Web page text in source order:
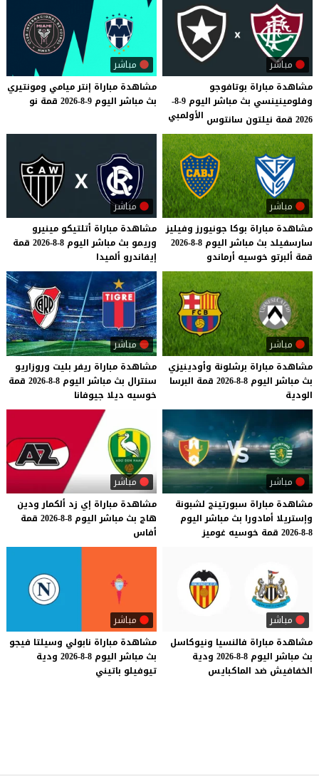
مباشر
مشاهدة مباراة بوتافوجو
وفلومينينسي بث مباشر اليوم 9-8-
2026 قمة نيلتون سانتوس
الأولمبي
مباشر
مشاهدة مباراة إنترميامي ومونتيري
بث مباشر اليوم 9-8-2026 قمة نو
مباشر
مشاهدة مباراة بوكا جونيورز وفيليز
سارسفيلد بث مباشر اليوم 8-8-2026
قمة ألبرتو خوسيه أرماندو
مباشر
مشاهدة مباراة أتلتيكو مينيرو
وريمو بث مباشر اليوم 8-8-2026
قمة
إيفاندرو ألميدا
مباشر
مشاهدة مباراة برشلونة وأودينيزي
بث مباشر اليوم 8-8-2026 قمة البرسا
الودية
مباشر
مشاهدة مباراة ريفر بليت وروزاريو
سنترال بث مباشر اليوم 8-8-2026
قمة
خوسيه ديلا جيوفانا
مباشر
مشاهدة مباراة سبورتينج لشبونة
وإستريلا أمادورا بث مباشر اليوم
8-8-2026
قمة خوسيه غوميز
مباشر
مشاهدة مباراة إي زد ألكمار ودين
هاج بث مباشر اليوم 8-8-2026
قمة
أفاس
مباشر
مشاهدة مباراة فالنسيا ونيوكاسل
بث مباشر اليوم 8-8-2026
ودية
الخفافيش ضد الماكبايس
مباشر
مشاهدة مباراة نابولي وسيلتا فيجو
بث مباشر اليوم 8-8-2026
ودية
تيوفيلو باتيني